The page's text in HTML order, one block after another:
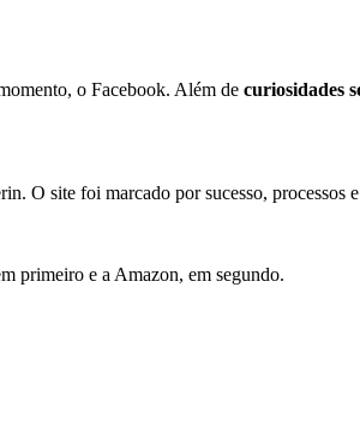
o Facebook. Além de curiosidades
O site foi marcado por sucesso, processos
primeiro e a Amazon, em segundo.